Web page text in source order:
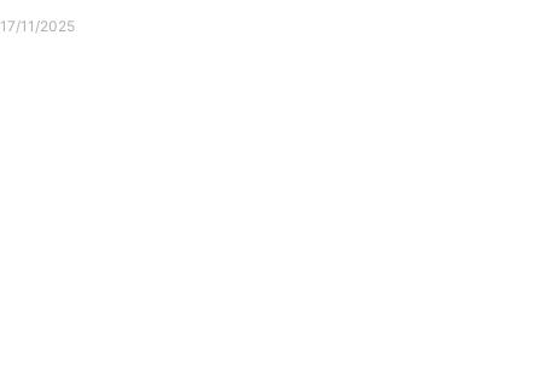
17/11/2025